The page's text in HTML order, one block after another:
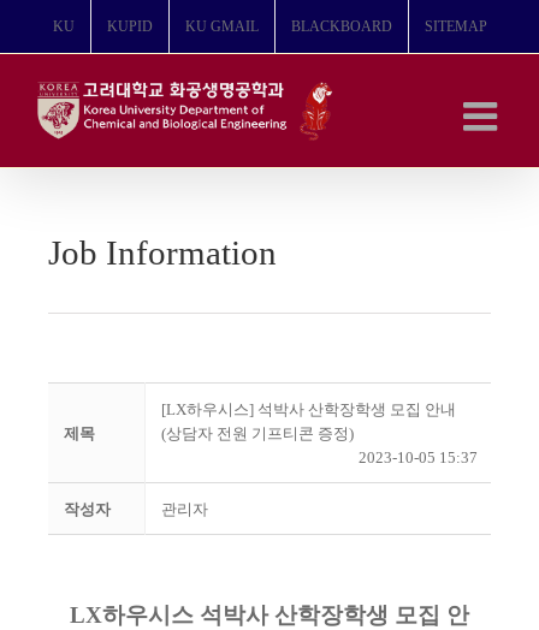
뛰
KU KUPID KU GMAIL BLACKBOARD SITEMAP
Job Information
제목
[LX하우시스] 석박사 산학장학생 모집 안내
(상담자 전원 기프티콘 증정)
2023-10-05 15:37
작성자 관리자
LX하우시스 석박사 산학장학생 모집 안